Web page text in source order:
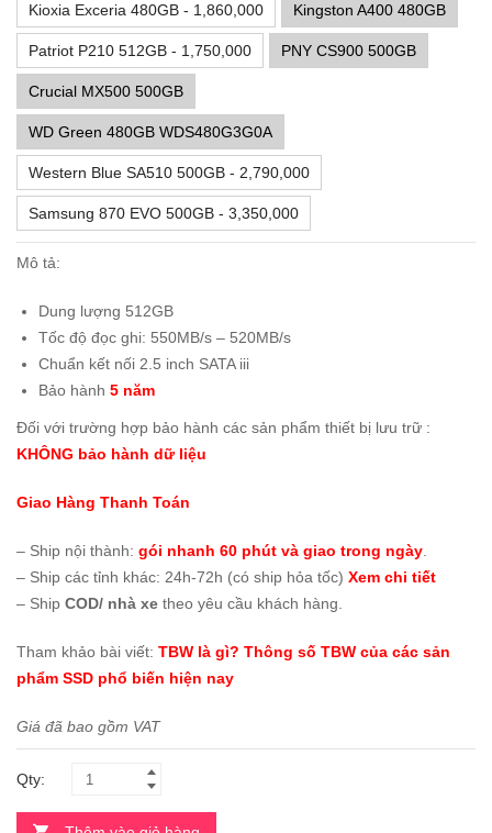
Kioxia Exceria 480GB - 1,860,000 Kingston A400 480GB
Patriot P210 512GB - 1,750,000 PNY CS900 500GB
Crucial MX500 500GB
WD Green 480GB WDS480G3G0A
Western Blue SA510 500GB - 2,790,000
Samsung 870 EVO 500GB - 3,350,000
Mô tả:
Dung lượng 512GB
Tốc độ đọc ghi: 550MB/s – 520MB/s
Chuẩn kết nối 2.5 inch SATA iii
Bảo hành 5 năm
Đối với trường hợp bảo hành các sản phẩm thiết bị lưu trữ :
KHÔNG bảo hành dữ liệu
Giao Hàng Thanh Toán
– Ship nội thành: gói nhanh 60 phút và giao trong ngày
– Ship các tỉnh khác: 24h-72h (có ship hỏa tốc) Xem chi tiết
– Ship COD/ nhà xe theo yêu cầu khách hàng.
Tham khảo bài viết: TBW là gì? Thông số TBW của các sản
phẩm SSD phổ biến hiện nay
Giá đã bao gồm VAT
Qty: